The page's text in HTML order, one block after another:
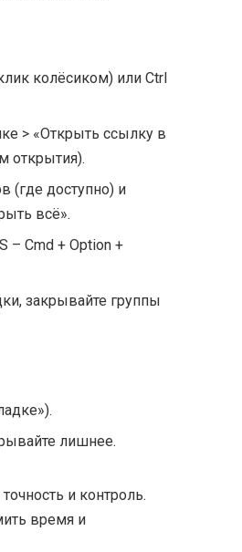
колёсиком) или Ctrl
> «Открыть ссылку в
открытия).
(где доступно) и
всё».
– Cmd + Option +
закрывайте группы
лишнее.
и контроль.
время и